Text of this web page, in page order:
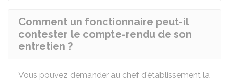
Comment un fonctionnaire peut-il
contester le compte-rendu de son
entretien ?
Vous pouvez demander au chef d'établissement la